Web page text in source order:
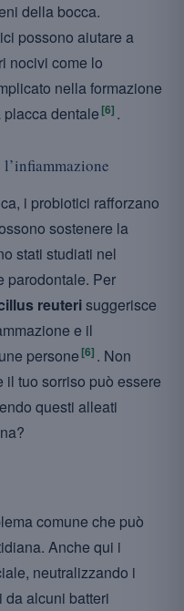
della bocca.
possono aiutare a
nocivi come lo
nella formazione
dentale [6] .
i probiotici rafforzano
sostenere la
stati studiati nel
parodontale. Per
reuterisuggerisce
e il
persone [6] . Non
tuo sorriso può essere
questi alleati
comune che può
Anche qui i
neutralizzando i
da alcuni batteri